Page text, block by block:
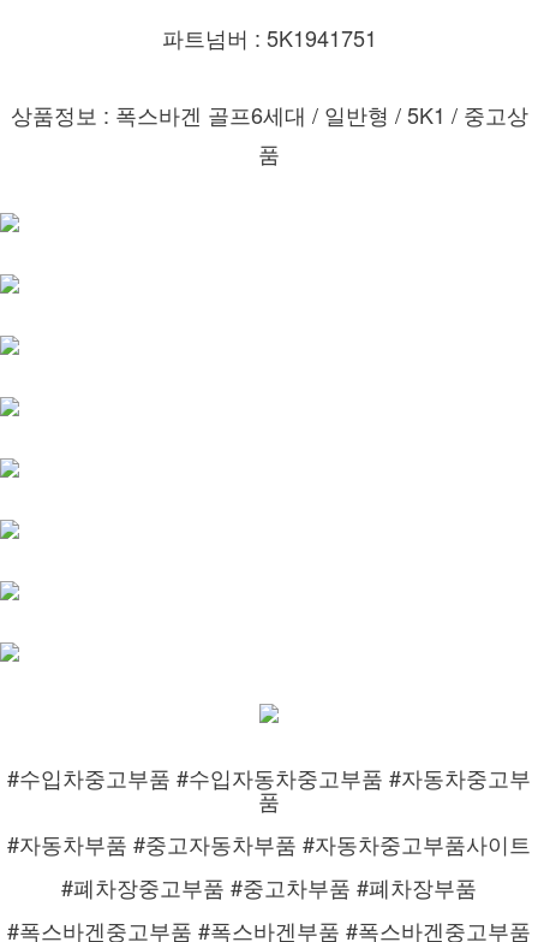
파트넘버 : 5K1941751
상품정보 : 폭스바겐 골프6세대 / 일반형 / 5K1 / 중고상
품
#수입차중고부품 #수입자동차중고부품 #자동차중고부
품
#자동차부품 #중고자동차부품 #자동차중고부품사이트
#폐차장중고부품 #중고차부품 #폐차장부품
#폭스바겐중고부품 #폭스바겐부품 #폭스바겐중고부품